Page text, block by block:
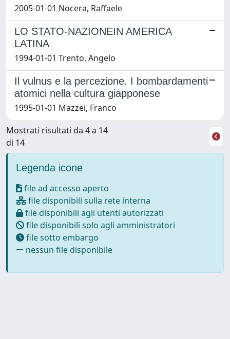
2005-01-01 Nocera, Raffaele
LO STATO-NAZIONEIN AMERICA
LATINA
1994-01-01 Trento, Angelo
Il vulnus e la percezione. I bombardamenti
atomici nella cultura giapponese
1995-01-01 Mazzei, Franco
Mostrati risultati da 4 a 14
di 14
Legenda icone
file ad accesso aperto
file disponibili sulla rete interna
file disponibili agli utenti autorizzati
file disponibili solo agli amministratori
file sotto embargo
nessun file disponibile